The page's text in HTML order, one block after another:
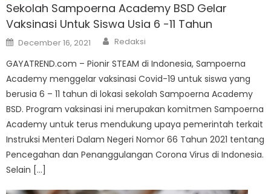
Sekolah Sampoerna Academy BSD Gelar
Vaksinasi Untuk Siswa Usia 6 -11 Tahun
Posted
on
December 16, 2021 Author
Redaksi
GAYATREND.com – Pionir STEAM di Indonesia, Sampoerna
Academy menggelar vaksinasi Covid-19 untuk siswa yang
berusia 6 – 11 tahun di lokasi sekolah Sampoerna Academy
BSD. Program vaksinasi ini merupakan komitmen Sampoerna
Academy untuk terus mendukung upaya pemerintah terkait
Instruksi Menteri Dalam Negeri Nomor 66 Tahun 2021 tentang
Pencegahan dan Penanggulangan Corona Virus di Indonesia.
Selain […]